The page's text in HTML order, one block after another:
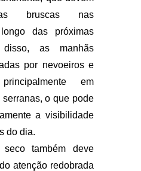
bruscas nas
das próximas
disso, as manhãs
por nevoeiros e
em
o que pode
a visibilidade
do dia.
também deve
atenção redobrada